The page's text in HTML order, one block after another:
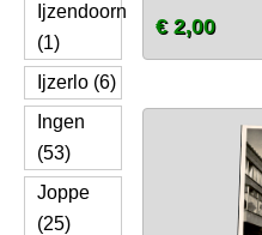
Ijzendoorn
(1)
Ijzerlo (6)
Ingen
(53)
Joppe
(25)
€ 2,00